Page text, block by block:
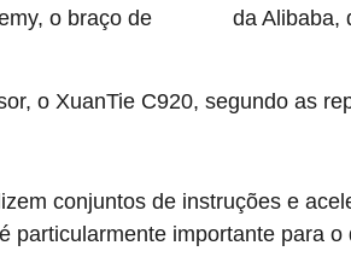
o braço de
da Alibaba,
o XuanTie C920, segundo as
conjuntos de instruções e
importante para